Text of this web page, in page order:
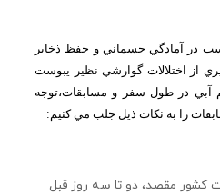
در آمادگي جسماني و حفظ ذخاير
از اختلالات گوارشي نظير يبوست
آبي در طول سفر و مسابقات،توجه
را به نكات ذيل جلب مي كنيم:
كشور مقصد، دو تا سه روز قبل